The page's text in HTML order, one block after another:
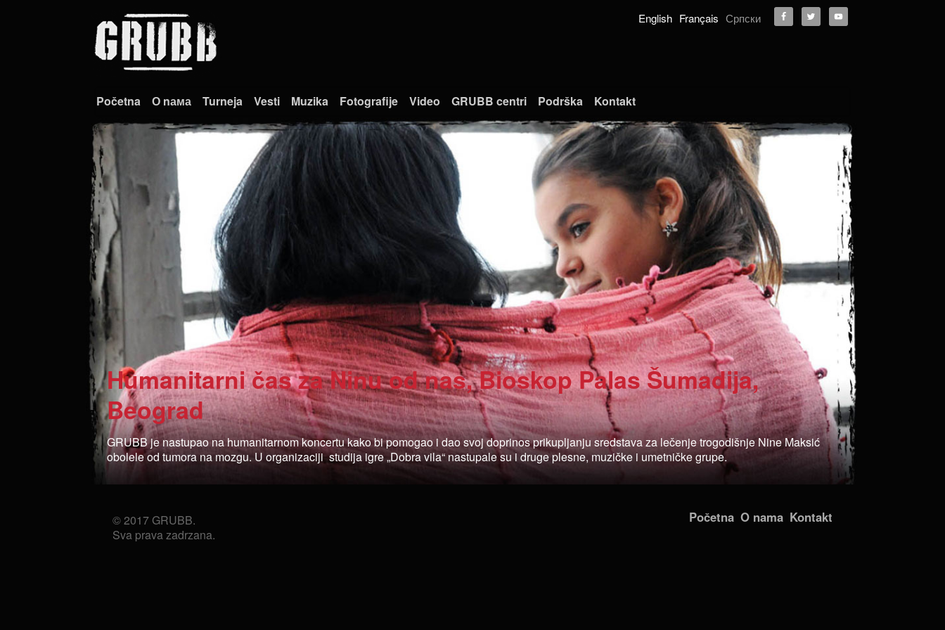
Početna О nама Turneja Vesti Muzika Fotografije Video GRUBB centri Podrška Kontakt
English Français Српски
Humanitarni čas za Ninu od nas, Bioskop Palas Šumadija,
Beograd
GRUBB je nastupao na humanitarnom koncertu kako bi pomogao i dao svoj doprinos prikupljanju sredstava za lečenje trogodišnje Nine Maksić
obolele od tumora na mozgu. U organizaciji studija igre „Dobra vila“ nastupale su i druge plesne, muzičke i umetničke grupe.
© 2017 GRUBB.
Sva prava zadrzana.
Početna O nama Kontakt